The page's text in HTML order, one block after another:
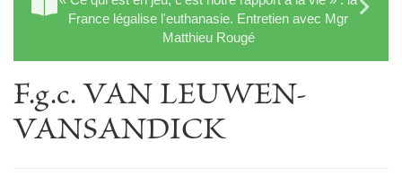
France légalise l'euthanasie. Entretien avec Mgr
Matthieu Rougé
F.g.c. VAN LEUWEN-
VANSANDICK